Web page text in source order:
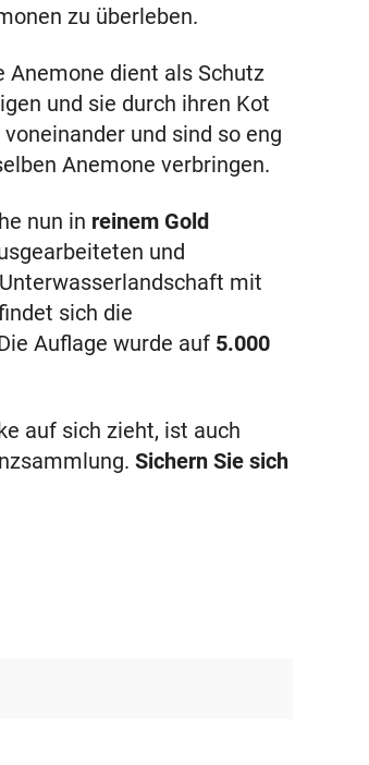
zu überleben.
Anemone dient als Schutz
und sie durch ihren Kot
und sind so eng
Anemone verbringen.
nun in reinem Gold
und
mit
sich die
Auflage wurde auf 5.000
auf sich zieht, ist auch
Sichern Sie sich